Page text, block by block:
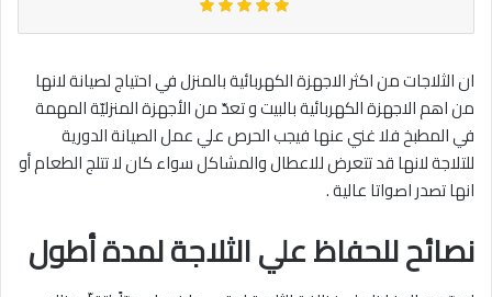
ان الثلاجات من اكثر الاجهزة الكهربائية بالمنزل في احتياج لصيانة لانها
من اهم الاجهزة الكهربائية بالبيت و تعدّ من الأجهزة المنزليّة المهمة
في المطبخ فلا غني عنها فيجب الحرص علي عمل الصيانة الدورية
للتلاجة لانها قد تتعرض للاعطال والمشاكل سواء كان لا تتلج الطعام أو
انها تصدر اصواتا عالية .
نصائح للحفاظ علي الثلاجة لمدة أطول